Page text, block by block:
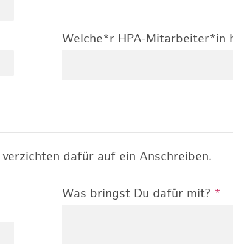
Welche*r HPA-Mitarbeiter*in
dafür auf ein Anschreiben.
Was bringst Du dafür mit? *